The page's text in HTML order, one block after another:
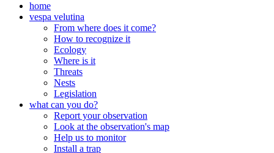
home
vespa velutina
From where does it come?
How to recognize it
Ecology
Where is it
Threats
Nests
Legislation
what can you do?
Report your observation
Look at the observation's map
Help us to monitor
Install a trap